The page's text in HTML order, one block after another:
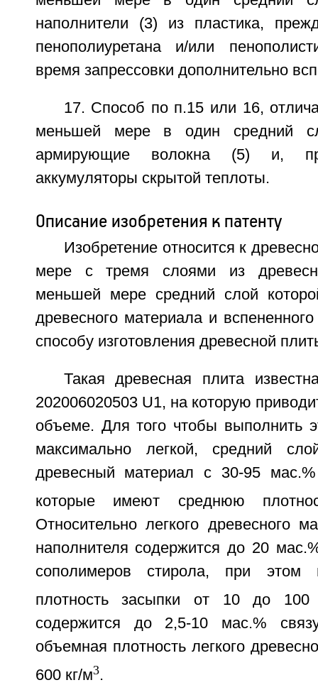
наполнители (3) из пластика,
пенополиуретана и/или
время запрессовки дополнительно
17. Способ по п.15 или 16,
меньшей мере в один средний
армирующие волокна (5) и,
аккумуляторы скрытой теплоты.
Описание изобретения к патенту
Изобретение относится к
мере с тремя слоями из
меньшей мере средний слой
древесного материала и
способу изготовления древесной
Такая древесная плита
202006020503 U1, на которую
объеме. Для того чтобы выполнить
максимально легкой, средний
древесный материал с 30-95
которые имеют среднюю
Относительно легкого древесного
наполнителя содержится до 20
сополимеров стирола, при этом
плотность засыпки от 10 до 100
содержится до 2,5-10 мас.%
объемная плотность легкого
600 кг/м3.